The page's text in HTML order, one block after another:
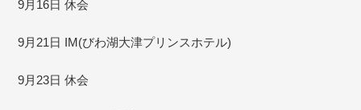
9月16日 休会
9月21日 IM(びわ湖大津プリンスホテル)
9月23日 休会